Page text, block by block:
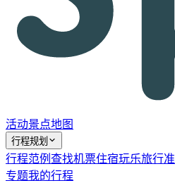
活动景点地图
行程规划
行程范例 查找机票住宿玩乐旅行
专题我的行程